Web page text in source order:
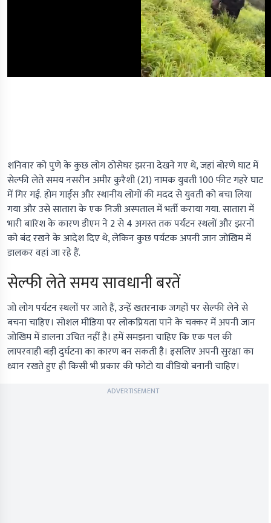
शनिवार को पुणे के कुछ लोग ठोसेघर झरना देखने गए थे, जहां बोरणे घाट में
सेल्फी लेते समय नसरीन अमीर कुरैशी (21) नामक युवती 100 फीट गहरे घाट
में गिर गई. होम गार्ड्स और स्थानीय लोगों की मदद से युवती को बचा लिया
गया और उसे सातारा के एक निजी अस्पताल में भर्ती कराया गया. सातारा में
भारी बारिश के कारण डीएम ने 2 से 4 अगस्त तक पर्यटन स्थलों और झरनों
को बंद रखने के आदेश दिए थे, लेकिन कुछ पर्यटक अपनी जान जोखिम में
डालकर वहां जा रहे हैं.
सेल्फी लेते समय सावधानी बरतें
जो लोग पर्यटन स्थलों पर जाते हैं, उन्हें खतरनाक जगहों पर सेल्फी लेने से
बचना चाहिए। सोशल मीडिया पर लोकप्रियता पाने के चक्कर में अपनी जान
जोखिम में डालना उचित नहीं है। हमें समझना चाहिए कि एक पल की
लापरवाही बड़ी दुर्घटना का कारण बन सकती है। इसलिए अपनी सुरक्षा का
ध्यान रखते हुए ही किसी भी प्रकार की फोटो या वीडियो बनानी चाहिए।
ADVERTISEMENT